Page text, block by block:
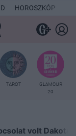
HOROSZKÓP
TAROT
GLAMOUR
20
volt Dakota